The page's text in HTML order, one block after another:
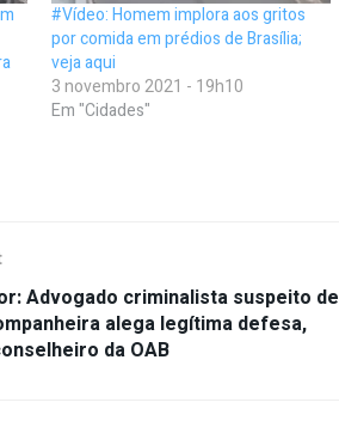
#Vídeo: Homem implora aos gritos
por comida em prédios de Brasília;
veja aqui
3 novembro 2021 - 19h10
Em "Cidades"
Advogado criminalista suspeito de
alega legítima defesa,
da OAB